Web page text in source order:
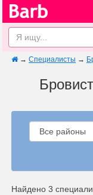
→ Специалисты →
Найдено 3